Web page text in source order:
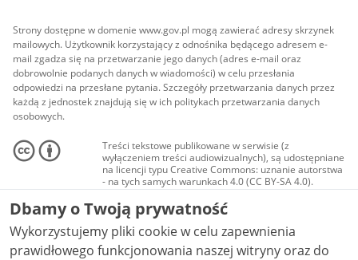
Strony dostępne w domenie www.gov.pl mogą zawierać adresy skrzynek
mailowych. Użytkownik korzystający z odnośnika będącego adresem e-
mail zgadza się na przetwarzanie jego danych (adres e-mail oraz
dobrowolnie podanych danych w wiadomości) w celu przesłania
odpowiedzi na przesłane pytania. Szczegóły przetwarzania danych przez
każdą z jednostek znajdują się w ich politykach przetwarzania danych
osobowych.
Treści tekstowe publikowane w serwisie (z
wyłączeniem treści audiowizualnych), są udostępniane
na licencji typu Creative Commons: uznanie autorstwa
- na tych samych warunkach 4.0 (CC BY-SA 4.0).
Materiały audiowizualne, w tym zdjęcia, materiały
audio i wideo, są udostępniane na licencji typu
Creative Commons: uznanie autorstwa użycie
niekomercyjne - bez utworów zależnych 4.0 (CC BY-
NC-ND 4.0), o ile nie jest to stwierdzone inaczej.
Dbamy o Twoją prywatność
Wykorzystujemy pliki cookie w celu zapewnienia
prawidłowego funkcjonowania naszej witryny oraz do